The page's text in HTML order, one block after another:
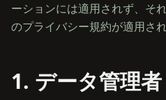
ーションには適用されず、そ
のプライバシー規約が適用さ
1. データ管理者